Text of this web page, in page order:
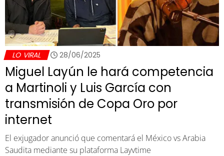
LO VIRAL 28/06/2025
Miguel Layún le hará competencia
a Martinoli y Luis García con
transmisión de Copa Oro por
internet
El exjugador anunció que comentará el México vs Arabia
Saudita mediante su plataforma Layvtime